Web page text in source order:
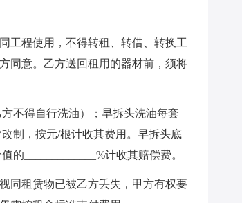
工程使用，不得转租、转借、转换工
同意。乙方送回租用的器材前，须将
不得自行洗油）；早拆头洗油每套
制，按元/根计收其费用。早拆头底
_____________%计收其赔偿费。
同租赁物已被乙方丢失，甲方有权要